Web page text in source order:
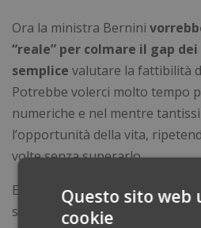
Ora la ministra Bernini
“reale” per colmare il gap
semplice valutare la fattibilità
Potrebbe volerci molto tempo
numeriche e nel mentre
l’opportunità della vita,
volte senza superarlo.
E se ci sarà questo aumento di
sarà comunicato? Sappiamo che
Questo sito web
cookie